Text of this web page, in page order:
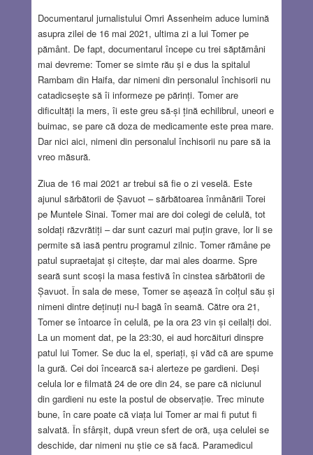
Documentarul jurnalistului Omri Assenheim aduce lumină
asupra zilei de 16 mai 2021, ultima zi a lui Tomer pe
pământ. De fapt, documentarul începe cu trei săptămâni
mai devreme: Tomer se simte rău și e dus la spitalul
Rambam din Haifa, dar nimeni din personalul închisorii nu
catadicsește să îi informeze pe părinți. Tomer are
dificultăți la mers, îi este greu să-și țină echilibrul, uneori e
buimac, se pare că doza de medicamente este prea mare.
Dar nici aici, nimeni din personalul închisorii nu pare să ia
vreo măsură.
Ziua de 16 mai 2021 ar trebui să fie o zi veselă. Este
ajunul sărbătorii de Șavuot – sărbătoarea înmânării Torei
pe Muntele Sinai. Tomer mai are doi colegi de celulă, tot
soldați răzvrătiți – dar sunt cazuri mai puțin grave, lor li se
permite să iasă pentru programul zilnic. Tomer rămâne pe
patul supraetajat și citește, dar mai ales doarme. Spre
seară sunt scoși la masa festivă în cinstea sărbătorii de
Șavuot. În sala de mese, Tomer se așează în colțul său și
nimeni dintre deținuți nu-l bagă în seamă. Către ora 21,
Tomer se întoarce în celulă, pe la ora 23 vin și ceilalți doi.
La un moment dat, pe la 23:30, ei aud horcăituri dinspre
patul lui Tomer. Se duc la el, speriați, și văd că are spume
la gură. Cei doi încearcă sa-i alerteze pe gardieni. Deși
celula lor e filmată 24 de ore din 24, se pare că niciunul
din gardieni nu este la postul de observație. Trec minute
bune, în care poate că viața lui Tomer ar mai fi putut fi
salvată. În sfârșit, după vreun sfert de oră, ușa celulei se
deschide, dar nimeni nu știe ce să facă. Paramedicul